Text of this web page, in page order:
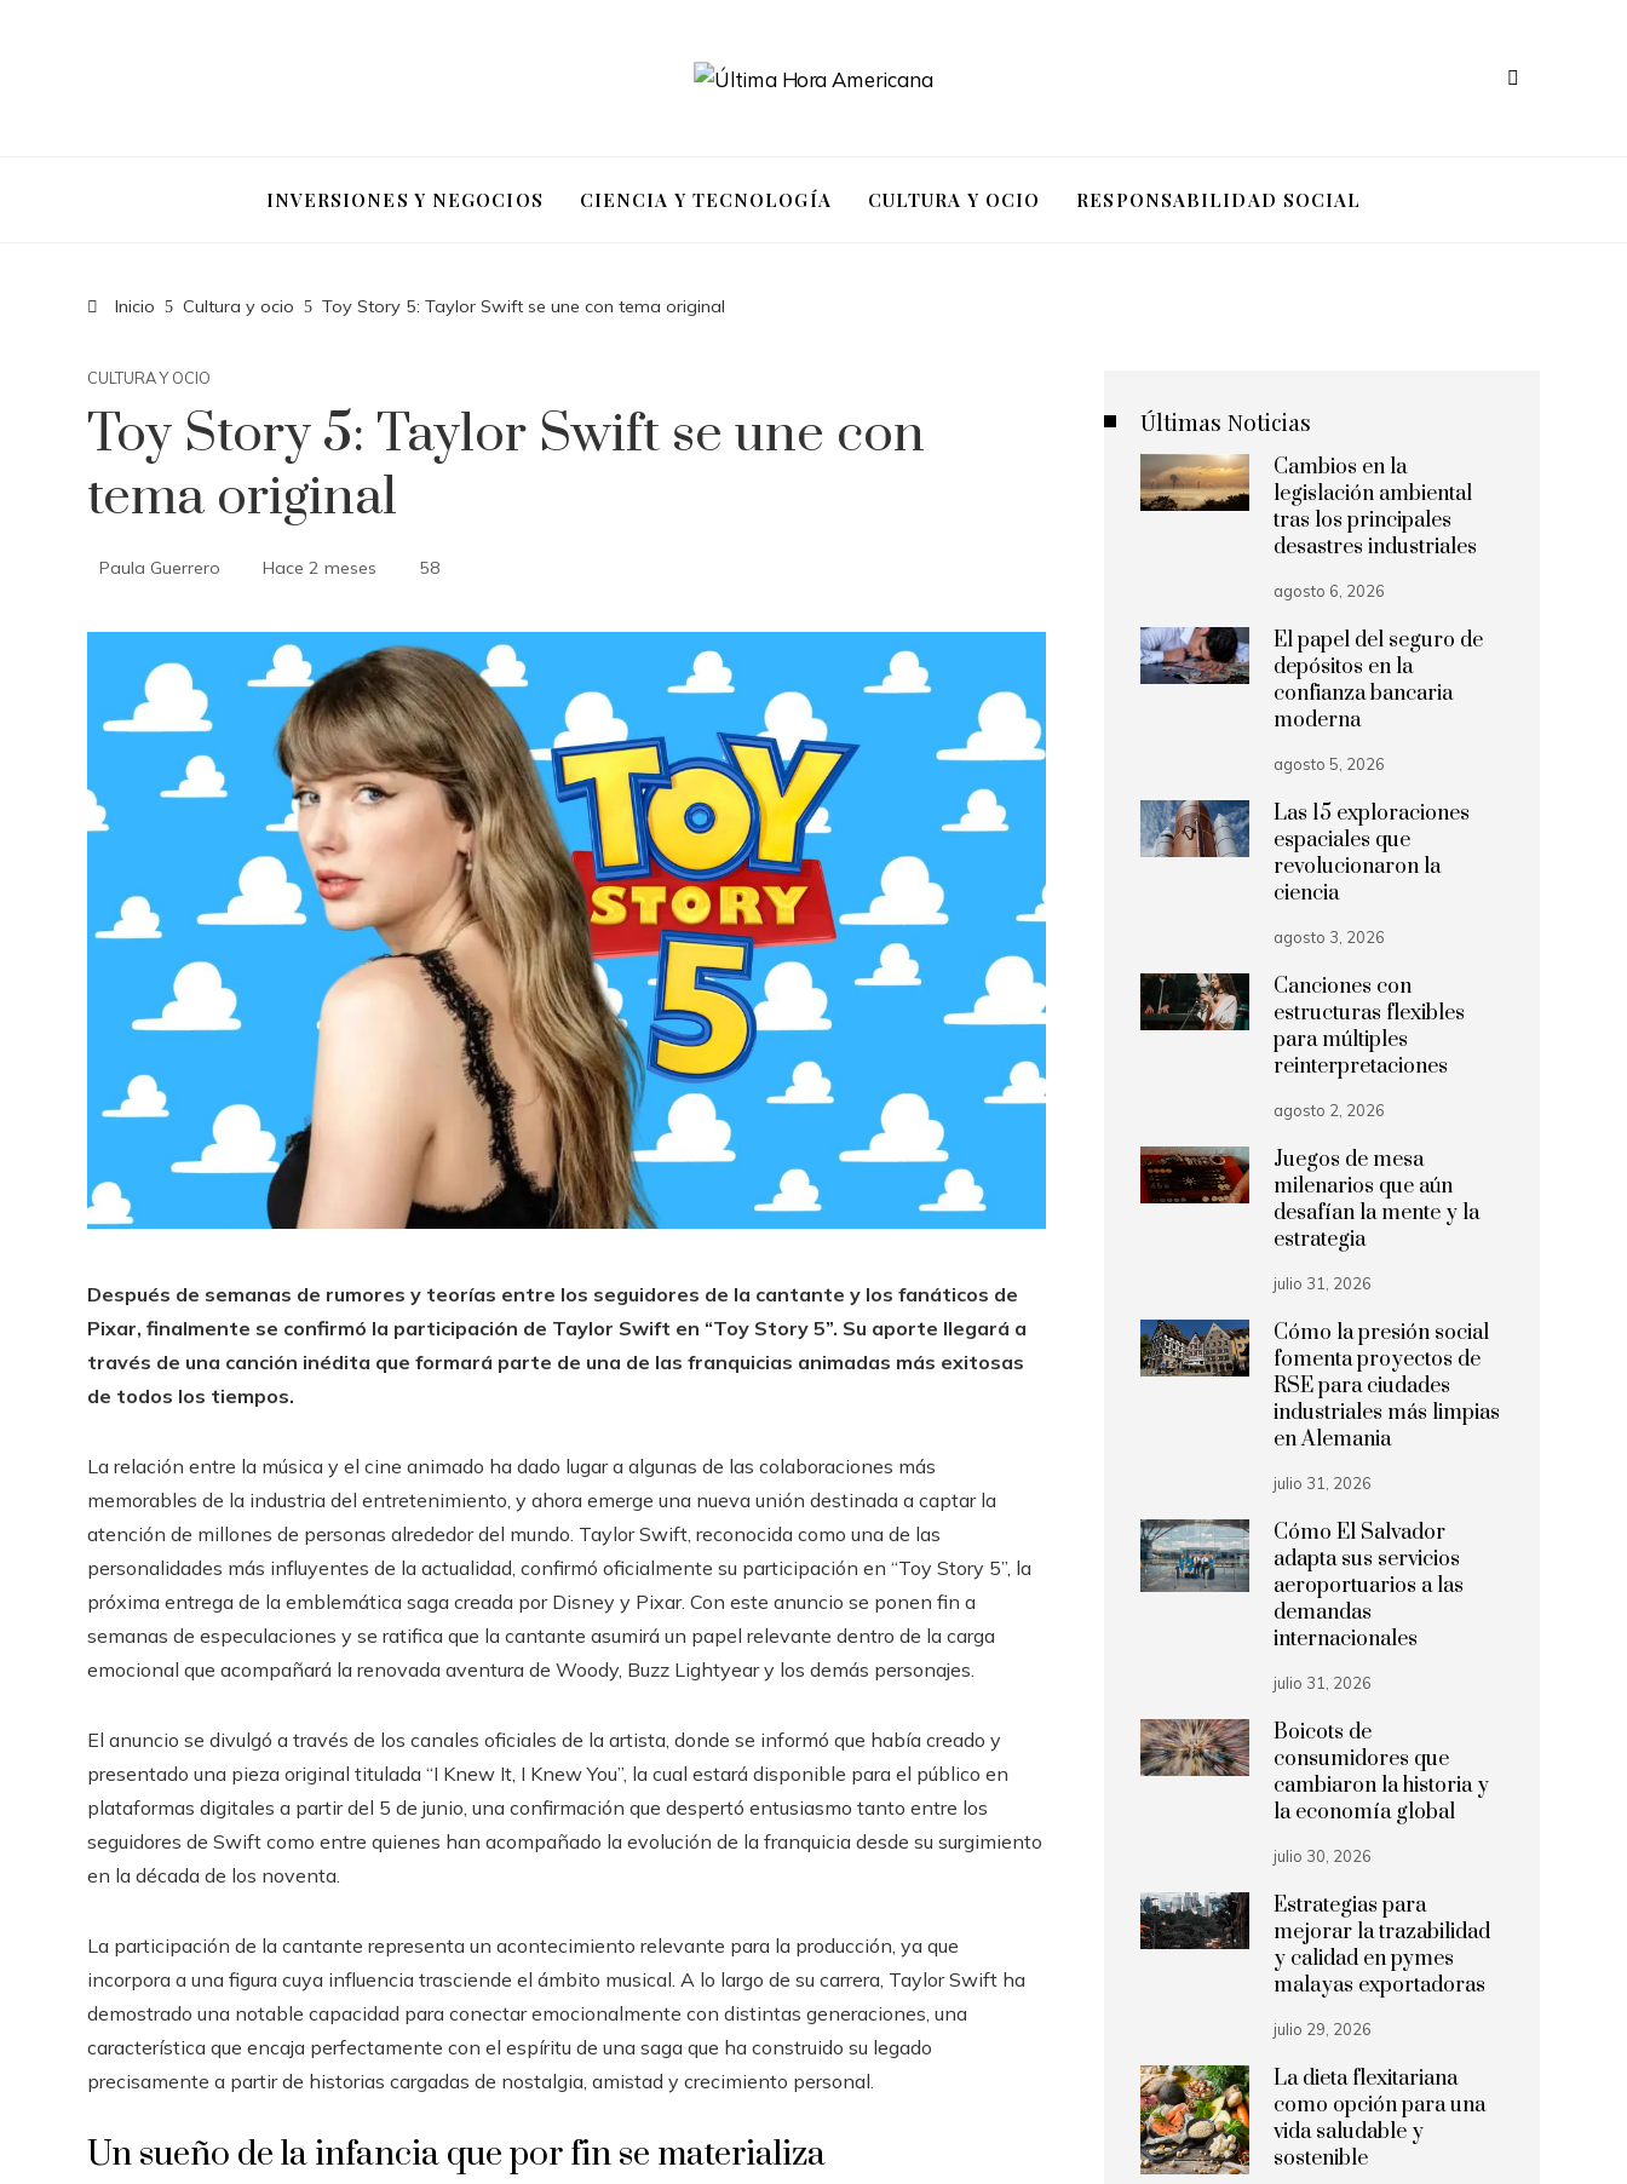
INVERSIONES Y NEGOCIOS CIENCIA Y TECNOLOGÍA CULTURA Y OCIO RESPONSABILIDAD SOCIAL
Inicio Cultura y ocio Toy Story 5: Taylor Swift se une con tema original
CULTURA Y OCIO
Toy Story 5: Taylor Swift se une con
tema original
Paula Guerrero Hace 2 meses 58
Después de semanas de rumores y teorías entre los seguidores de la cantante y los fanáticos de
Pixar, finalmente se confirmó la participación de Taylor Swift en “Toy Story 5”. Su aporte llegará a
través de una canción inédita que formará parte de una de las franquicias animadas más exitosas
de todos los tiempos.
La relación entre la música y el cine animado ha dado lugar a algunas de las colaboraciones más
memorables de la industria del entretenimiento, y ahora emerge una nueva unión destinada a captar la
atención de millones de personas alrededor del mundo. Taylor Swift, reconocida como una de las
personalidades más influyentes de la actualidad, confirmó oficialmente su participación en “Toy Story 5”, la
próxima entrega de la emblemática saga creada por Disney y Pixar. Con este anuncio se ponen fin a
semanas de especulaciones y se ratifica que la cantante asumirá un papel relevante dentro de la carga
emocional que acompañará la renovada aventura de Woody, Buzz Lightyear y los demás personajes.
El anuncio se divulgó a través de los canales oficiales de la artista, donde se informó que había creado y
presentado una pieza original titulada “I Knew It, I Knew You”, la cual estará disponible para el público en
plataformas digitales a partir del 5 de junio, una confirmación que despertó entusiasmo tanto entre los
seguidores de Swift como entre quienes han acompañado la evolución de la franquicia desde su surgimiento
en la década de los noventa.
La participación de la cantante representa un acontecimiento relevante para la producción, ya que
incorpora a una figura cuya influencia trasciende el ámbito musical. A lo largo de su carrera, Taylor Swift ha
demostrado una notable capacidad para conectar emocionalmente con distintas generaciones, una
característica que encaja perfectamente con el espíritu de una saga que ha construido su legado
precisamente a partir de historias cargadas de nostalgia, amistad y crecimiento personal.
Un sueño de la infancia que por fin se materializa
Últimas Noticias
Cambios en la
legislación ambiental
tras los principales
desastres industriales
agosto 6, 2026
El papel del seguro de
depósitos en la
confianza bancaria
moderna
agosto 5, 2026
Las 15 exploraciones
espaciales que
revolucionaron la
ciencia
agosto 3, 2026
Canciones con
estructuras flexibles
para múltiples
reinterpretaciones
agosto 2, 2026
Juegos de mesa
milenarios que aún
desafían la mente y la
estrategia
julio 31, 2026
Cómo la presión social
fomenta proyectos de
RSE para ciudades
industriales más limpias
en Alemania
julio 31, 2026
Cómo El Salvador
adapta sus servicios
aeroportuarios a las
demandas
internacionales
julio 31, 2026
Boicots de
consumidores que
cambiaron la historia y
la economía global
julio 30, 2026
Estrategias para
mejorar la trazabilidad
y calidad en pymes
malayas exportadoras
julio 29, 2026
La dieta flexitariana
como opción para una
vida saludable y
sostenible